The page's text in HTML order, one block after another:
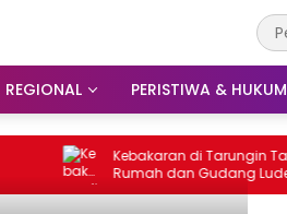
REGIONAL PERISTIWA & HUKUM
Kebakaran di Tarungin Tapin, Tiga
Rumah dan Gudang Ludes Terbakar